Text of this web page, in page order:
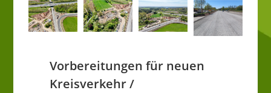
Vorbereitungen für neuen
Kreisverkehr /